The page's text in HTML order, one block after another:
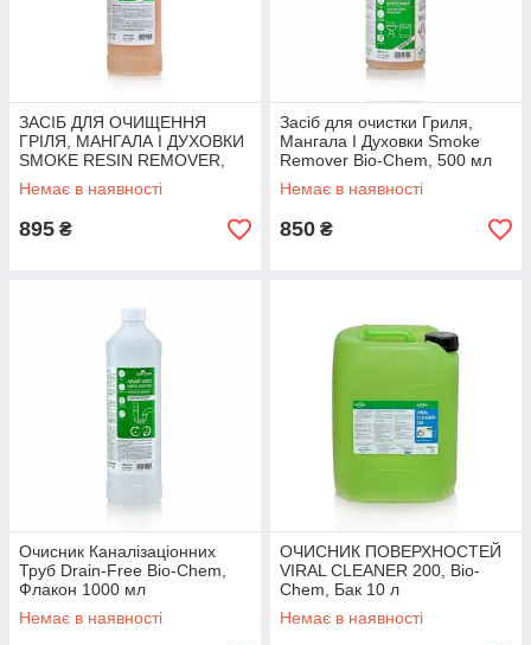
ЗАСІБ ДЛЯ ОЧИЩЕННЯ
ГРІЛЯ, МАНГАЛА І ДУХОВКИ
SMOKE RESIN REMOVER,
Bio-Cham, Флакон 1000 мл
без насадки
Немає в наявності
895 ₴
Засіб для очистки Гриля,
Мангала І Духовки Smoke
Remover Bio-Chem, 500 мл
Немає в наявності
850 ₴
Очисник Каналізаціонних
Труб Drain-Free Bio-Chem,
Флакон 1000 мл
Немає в наявності
ОЧИСНИК ПОВЕРХНОСТЕЙ
VIRAL CLEANER 200, Bio-
Chem, Бак 10 л
Немає в наявності